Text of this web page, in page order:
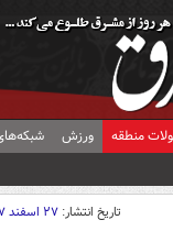
منطقه ورزش
تاریخ انتشار: ۲۷ اسفند ۱۳۹۷ - ۰۵:۰۰